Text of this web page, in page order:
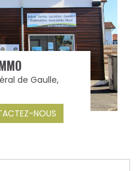
de Gaulle,
NOUS